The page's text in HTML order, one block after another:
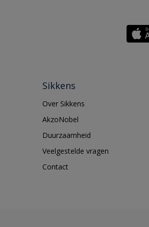
Sikkens
Over Sikkens
AkzoNobel
Duurzaamheid
Veelgestelde vragen
Contact